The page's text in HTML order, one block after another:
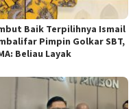
Baik Terpilihnya Ismail
Pimpin Golkar SBT,
Beliau Layak